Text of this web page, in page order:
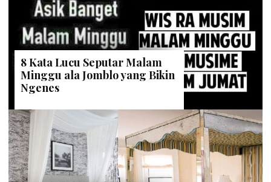
8 Kata Lucu Seputar Malam
Minggu ala Jomblo yang Bikin
Ngenes